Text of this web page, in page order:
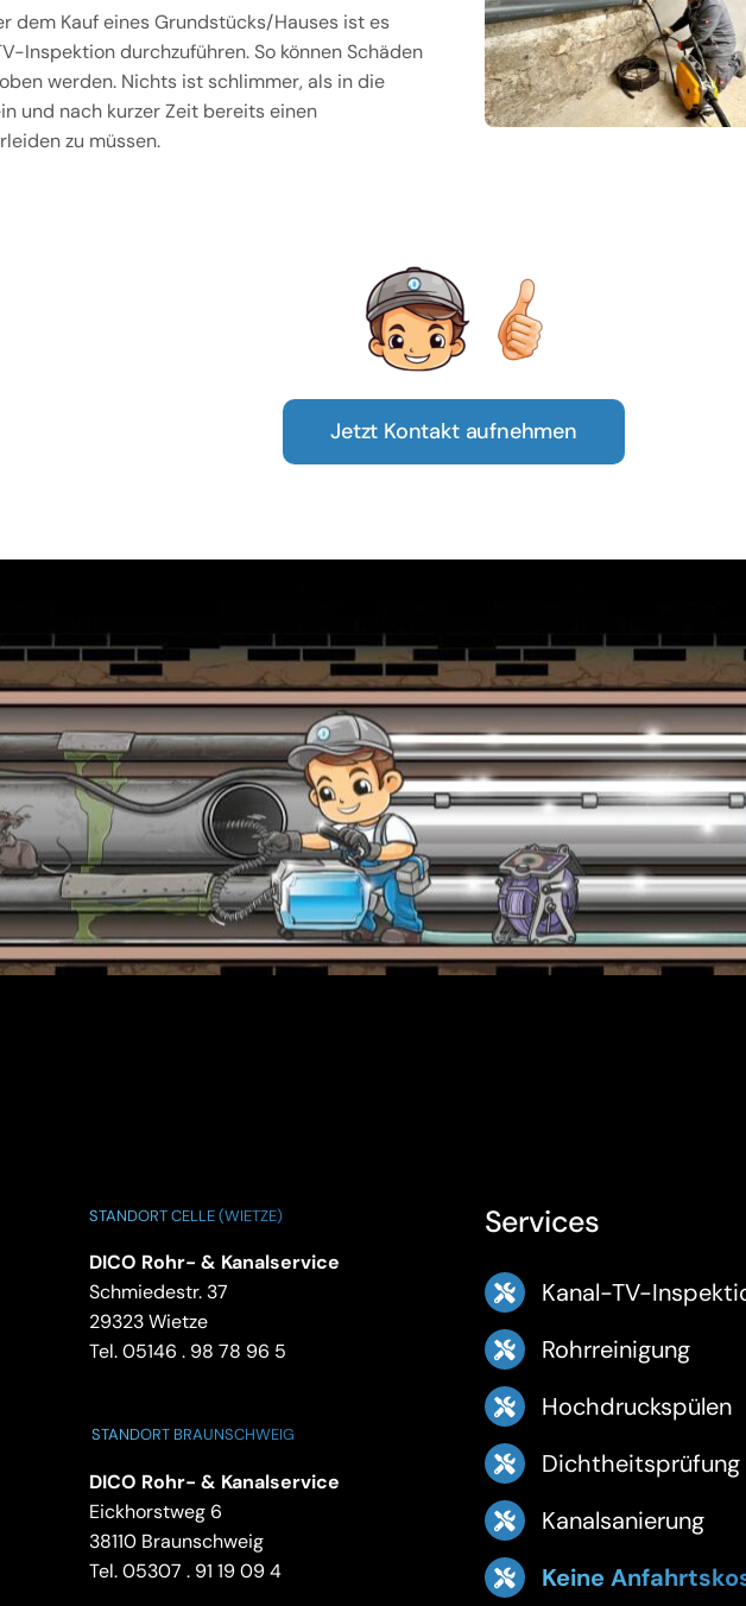
dem Kauf eines Grundstücks/Hauses ist es
Inspektion durchzuführen. So können Schäden
werden. Nichts ist schlimmer, als in die
und nach kurzer Zeit bereits einen
zu müssen.
Jetzt Kontakt aufnehmen
STANDORT CELLE (WIETZE)
DICO Rohr- & Kanalservice
Schmiedestr. 37
29323 Wietze
Tel. 05146 . 98 78 96 5
STANDORT BRAUNSCHWEIG
DICO Rohr- & Kanalservice
Eickhorstweg 6
38110 Braunschweig
Tel. 05307 . 91 19 09 4
Services
Kanal-TV-
Rohrreinigung
Hochdruckspülen
Dichtheitsprüfung
Kanalsanierung
Keine